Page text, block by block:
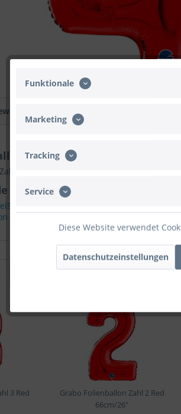
Zahl 4 Red 66cm/26"
4 Red 66cm/26"
Links zu "Grabo Folienballon
Grabo
3 Red
Grabo Folienballon Zahl 2 Red
66cm/26"
Funktionale
Marketing
Tracking
Service
Diese Website verwendet
Datenschutzeinstellungen